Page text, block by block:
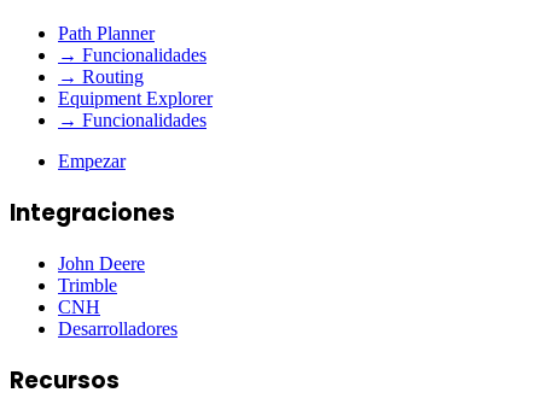
Path Planner
→ Funcionalidades
→ Routing
Equipment Explorer
→ Funcionalidades
Empezar
Integraciones
John Deere
Trimble
CNH
Desarrolladores
Recursos